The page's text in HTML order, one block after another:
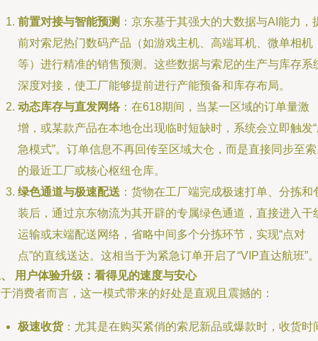
前置对接与智能预测 ：京东基于其强大的大数据与AI能力，
前对索尼热门数码产品（如游戏主机、高端耳机、微单相机
等）进行精准的销售预测。这些数据与索尼的生产与库存系
深度对接，使工厂能够提前进行产能预备和库存布局。
动态库存与直发网络：在618期间，当某一区域的订单量激
增，或某款产品在本地仓出现临时短缺时，系统会立即触发
急模式”。订单信息不再回传至区域大仓，而是直接同步至
的最近工厂或核心枢纽仓库。
绿色通道与极速配送 ：货物在工厂端完成极速打单、分拣和
装后，通过京东物流为其开辟的专属绿色通道，直接进入干
运输或末端配送网络，省略中间多个分拣环节，实现“点对
点”的直线送达。这相当于为紧急订单开启了“VIP直达航班”
用户体验升级：看得见的速度与安心
消费者而言，这一模式带来的好处是直观且震撼的：
极速收货：尤其是在购买紧俏的索尼新品或爆款时，收货时